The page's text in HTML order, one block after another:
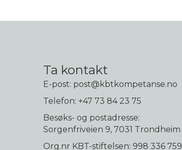
Ta kontakt
E-post: post@kbtkompetanse.no
Telefon: +47 73 84 23 75
Besøks- og postadresse:
Sorgenfriveien 9, 7031 Trondheim
Org.nr KBT-stiftelsen: 998 336 759